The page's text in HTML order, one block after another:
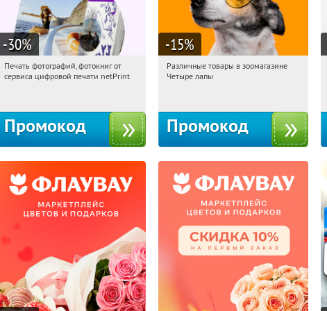
-30%
11:24:01 Получили:
Печать фотографий, фотокниг от
сервиса цифровой печати netPrint
Промокод
-15%
11:24:01
Получи первым!
Различные товары в зоомагазине
Четыре лапы
Промокод